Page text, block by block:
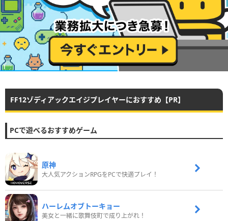
FF12ゾディアックエイジプレイヤーにおすすめ【PR】
PCで遊べるおすすめゲーム
原神
大人気アクションRPGをPCで快適プレイ！
ハーレムオブトーキョー
美女と一緒に歌舞伎町で成り上がれ！